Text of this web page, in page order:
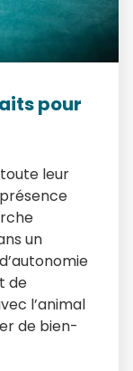
pour
leur
présence
un
de
l’animal
de bien-